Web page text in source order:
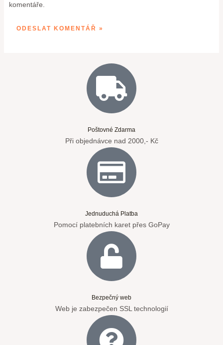
komentáře.
Poštovné Zdarma
Při objednávce nad 2000,- Kč
Jednuduchá Platba
Pomocí platebních karet přes GoPay
Bezpečný web
Web je zabezpečen SSL technologií